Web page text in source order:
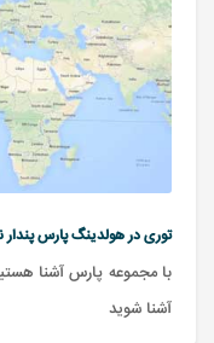
توری در هولدینگ پارس پندار
با مجموعه پارس آشنا
آشنا شوید